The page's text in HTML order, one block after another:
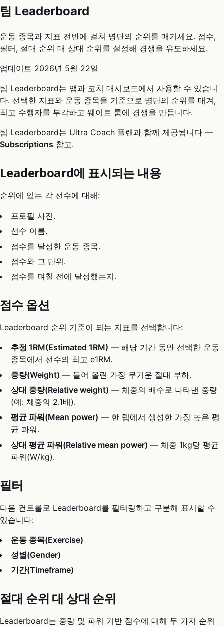
팀 Leaderboard
운동 종목과 지표 전반에 걸쳐 명단의 순위를 매기세요. 점수,
필터, 절대 순위 대 상대 순위를 설정해 경쟁을 유도하세요.
업데이트 2026년 5월 22일
팀 Leaderboard는 앱과 코치 대시보드에서 사용할 수 있습니
다. 선택한 지표와 운동 종목을 기준으로 명단의 순위를 매겨,
최고 수행자를 부각하고 웨이트 룸에 경쟁을 만듭니다.
팀 Leaderboard는 Ultra Coach 플랜과 함께 제공됩니다 —
Subscriptions 참고.
Leaderboard에 표시되는 내용
순위에 있는 각 선수에 대해:
프로필 사진.
선수 이름.
점수를 달성한 운동 종목.
점수와 그 단위.
점수를 며칠 전에 달성했는지.
점수 옵션
Leaderboard 순위 기준이 되는 지표를 선택합니다:
추정 1RM(Estimated 1RM) — 해당 기간 동안 선택한 운동
종목에서 선수의 최고 e1RM.
중량(Weight) — 들어 올린 가장 무거운 절대 부하.
상대 중량(Relative weight) — 체중의 배수로 나타낸 중량
(예: 체중의 2.1배).
평균 파워(Mean power) — 한 렙에서 생성한 가장 높은 평
균 파워.
상대 평균 파워(Relative mean power) — 체중 1kg당 평균
파워(W/kg).
필터
다음 컨트롤로 Leaderboard를 필터링하고 구분해 표시할 수
있습니다:
운동 종목(Exercise)
성별(Gender)
기간(Timeframe)
절대 순위 대 상대 순위
Leaderboard는 중량 및 파워 기반 점수에 대해 두 가지 순위